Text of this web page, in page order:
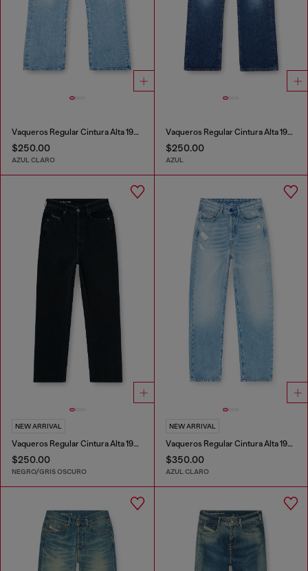
Vaqueros Regular Cintura Alta 1971 D-Sent
$250.00
AZUL CLARO
Vaqueros Regular Cintura Alta 1971 D-Sent
$250.00
AZUL
NEW ARRIVAL
Vaqueros Regular Cintura Alta 1981 D-Went
$250.00
NEGRO/GRIS OSCURO
NEW ARRIVAL
Vaqueros Regular Cintura Alta 1981 D-Went
$350.00
AZUL CLARO